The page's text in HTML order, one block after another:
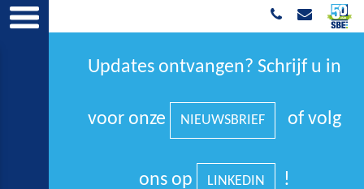
Updates ontvangen? Schrijf u in
voor onze NIEUWSBRIEF of volg
ons op LINKEDIN !